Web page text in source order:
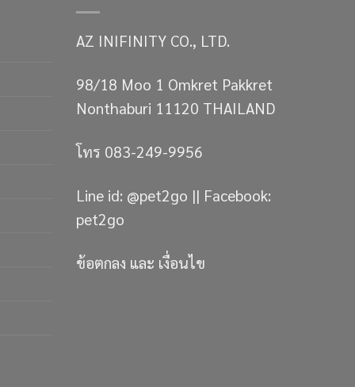
AZ INIFINITY CO., LTD.
98/18 Moo 1 Omkret Pakkret
Nonthaburi 11120 THAILAND
โทร 083-249-9956
Line id: @pet2go || Facebook:
pet2go
ข้อตกลง และ เงื่อนไข